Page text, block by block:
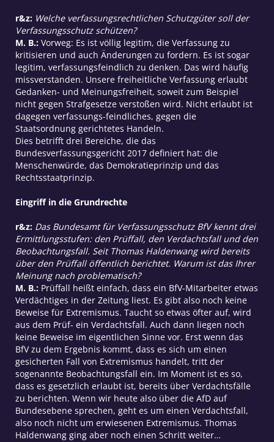
r&z: Welche verfassungsrechtlichen Schutzgüter soll der
Verfassungsschutz schützen?
M. B.: Vorweg: Es ist völlig legitim, die Verfassung zu
kritisieren und auch Änderungen zu fordern. Es ist sogar
legitim, verfassungsfeindlich zu denken. Das wird häufig
missverstanden. Unsere freiheitliche Verfassung erlaubt
Gedanken- und Meinungsfreiheit, soweit zum Beispiel
nicht gegen Strafgesetze verstoßen wird. Nicht erlaubt ist
dagegen verfassungs-feindliches, gegen die
Staatsordnung gerichtetes Handeln.
Dies betrifft drei Bereiche, die das
Bundesverfassungsgericht 2017 definiert hat: die
Menschenwürde, das Demokratieprinzip und das
Rechtsstaatprinzip.
Eingriff in die Grundrechte
r&z: Das Bundesamt für Verfassungsschutz BfV kennt drei
Ermittlungsstufen: den Prüffall, den Verdachtsfall und den
Beobachtungsfall. Seit Thomas Haldenwang wird bereits
über den Prüffall öffentlich berichtet. Warum ist das Ihrer
Meinung nach problematisch?
M. B.: Prüffall heißt einfach, dass ein BfV-Mitarbeiter etwas
Verdächtiges in der Zeitung liest. Es gibt also noch keine
Beweise für Extremismus. Taucht so etwas öfter auf, wird
aus dem Prüf- ein Verdachtsfall. Auch dann liegen noch
keine Beweise im eigentlichen Sinne vor. Erst wenn das
BfV zu dem Ergebnis kommt, dass es sich um einen
gesicherten Fall von Extremismus handelt, tritt der
sogenannte Beobachtungsfall ein. Im Moment ist es so,
dass es gesetzlich erlaubt ist, bereits über Verdachtsfälle
zu berichten. Wenn wir heute also über die AfD auf
Bundesebene sprechen, geht es um einen Verdachtsfall,
also noch nicht um erwiesenen Extremismus. Thomas
Haldenwang ging aber noch einen Schritt weiter…